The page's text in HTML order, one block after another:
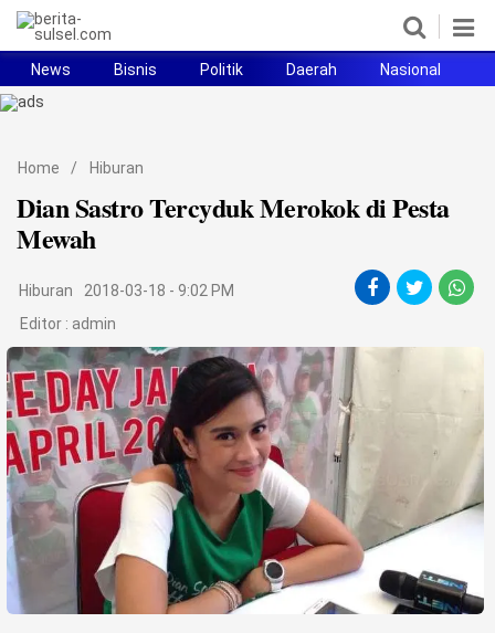
Home
Politik
Pendidikan
Bisnis
Otomotif
Hukum
Sport
Life Style
Profil
Opini
News Bisnis Politik Daerah Nasional
Home / Hiburan
Dian Sastro Tercyduk Merokok di Pesta
Mewah
Hiburan
2018-03-18 - 9:02 PM
Editor : admin